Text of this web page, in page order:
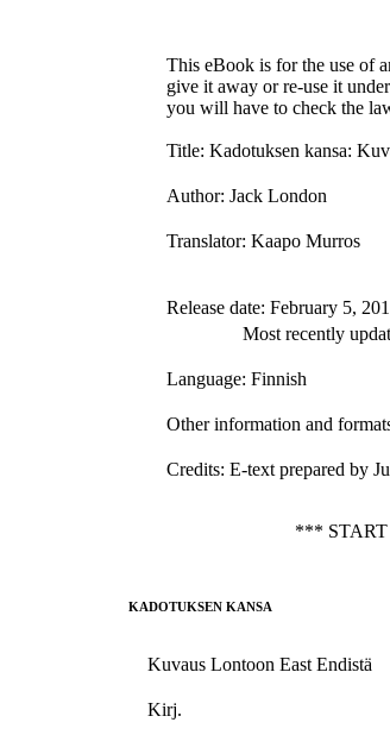
This eBook is for the use of
give it away or re-use it
you will have to check the
Title: Kadotuksen kansa:
Author: Jack London
Translator: Kaapo Murros
Release date: February 5,
Most recently
Language: Finnish
Other information and
Credits: E-text prepared by
***
KADOTUKSEN KANSA
Kuvaus Lontoon East Endistä
Kirj.